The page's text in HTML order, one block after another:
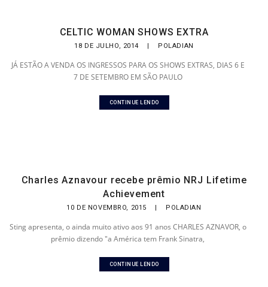
CELTIC WOMAN SHOWS EXTRA
18 DE JULHO, 2014 | POLADIAN
JÁ ESTÃO A VENDA OS INGRESSOS PARA OS SHOWS EXTRAS, DIAS 6 E
7 DE SETEMBRO EM SÃO PAULO
CONTINUE LENDO
Charles Aznavour recebe prêmio NRJ Lifetime
Achievement
10 DE NOVEMBRO, 2015 | POLADIAN
Sting apresenta, o ainda muito ativo aos 91 anos CHARLES AZNAVOR, o
prêmio dizendo "a América tem Frank Sinatra,
CONTINUE LENDO